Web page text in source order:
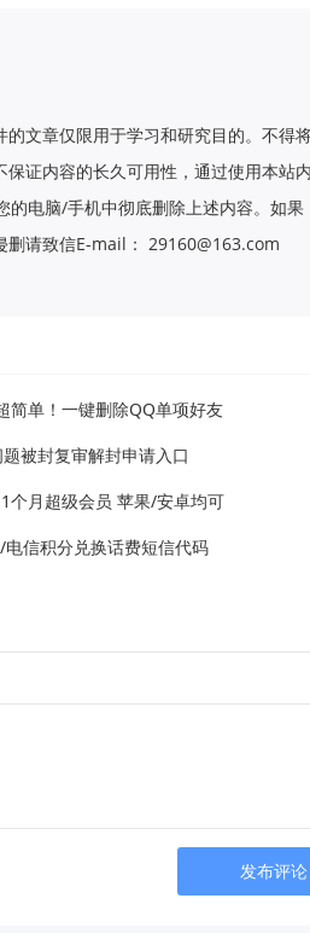
文章仅限用于学习和研究目的。不得
证内容的长久可用性，通过使用本站内
的电脑/手机中彻底删除上述内容。如果
删请致信E-mail： 29160@163.com
简单！一键删除QQ单项好友
被封复审解封申请入口
个月超级会员 苹果/安卓均可
信积分兑换话费短信代码
发布评论